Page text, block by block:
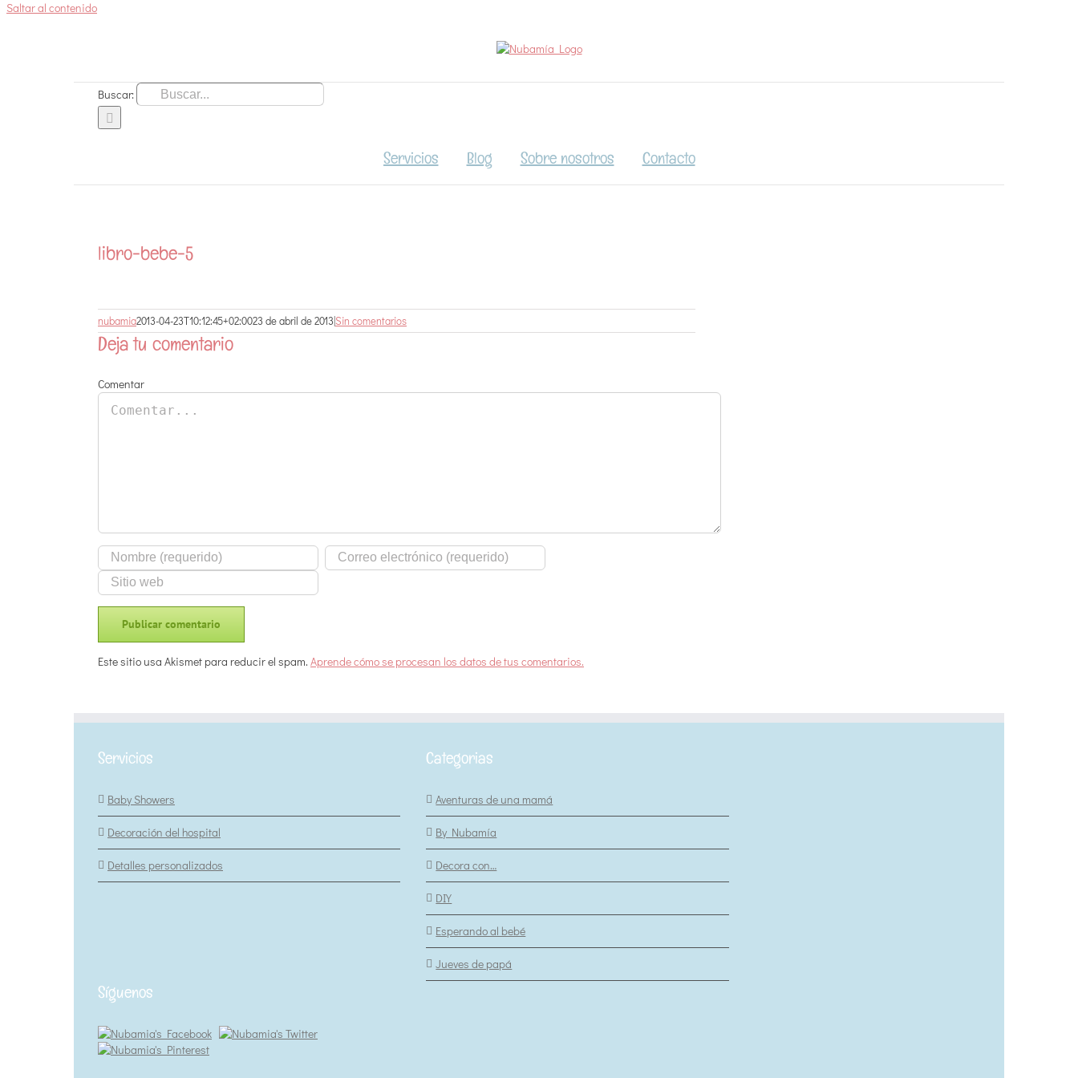
Saltar al contenido
Buscar:
Servicios Blog Sobre nosotros Contacto
libro-bebe-5
nubamia2013-04-23T10:12:45+02:0023 de abril de 2013|Sin comentarios
Deja tu comentario
Comentar
Este sitio usa Akismet para reducir el spam. Aprende cómo se procesan los datos de tus comentarios.
Servicios
Baby Showers
Decoración del hospital
Detalles personalizados
Categorias
Aventuras de una mamá
By Nubamía
Decora con…
DIY
Esperando al bebé
Jueves de papá
Síguenos